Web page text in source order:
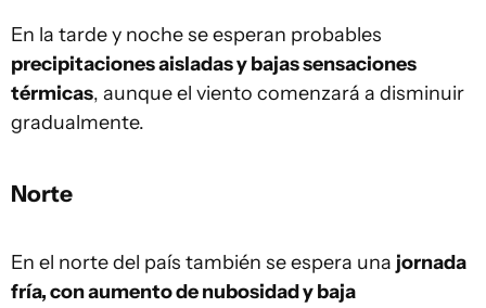
En la tarde y noche se esperan probables
precipitaciones aisladas y bajas sensaciones
térmicas, aunque el viento comenzará a disminuir
gradualmente.
Norte
En el norte del país también se espera una jornada
fría, con aumento de nubosidad y baja